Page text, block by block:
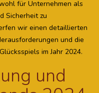
für Unternehmen als
Sicherheit zu
wir einen detaillierten
und die
im Jahr 2024.
und